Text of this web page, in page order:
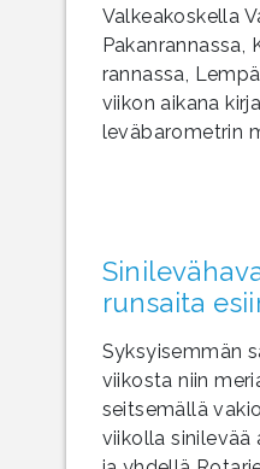
Valkeakoskella
Pakanrannassa,
rannassa,
viikon aikana
leväbarometrin
runsaita
Syksyisemmän
viikosta niin
seitsemällä
viikolla sinilevää